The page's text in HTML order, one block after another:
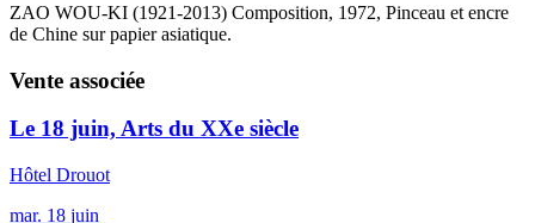
ZAO WOU-KI (1921-2013) Composition, 1972, Pinceau et encre
de Chine sur papier asiatique.
Vente associée
Le 18 juin, Arts du XXe siècle
Hôtel Drouot
mar. 18 juin